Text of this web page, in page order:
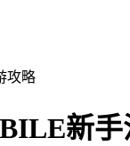
攻略
新手